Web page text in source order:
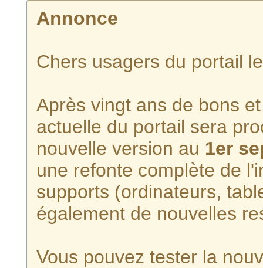
Annonce
Chers usagers du portail
Après vingt ans de bons
actuelle du portail sera
nouvelle version au 1er
une refonte complète de
supports (ordinateurs,
également de nouvelles
Vous pouvez tester la